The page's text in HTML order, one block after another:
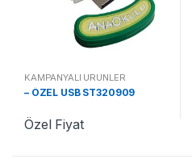
KAMPANYALI ÜRÜNLER
– ÖZEL USB ST320909
Özel Fiyat